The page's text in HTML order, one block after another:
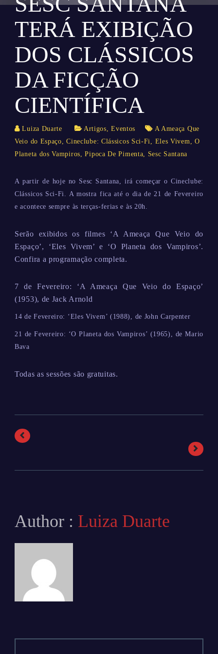
TERÁ EXIBIÇÃO
DOS CLÁSSICOS
DA FICÇÃO
CIENTÍFICA
Luiza Duarte Artigos,Eventos
A Ameaça Que
Veio do Espaço,Cineclube: Clássicos Sci-Fi, Eles Vivem, O
Planeta dos Vampiros,Pipoca De Pimenta, Sesc Santana
A partir de hoje no Sesc Santana, irá começar o Cineclube:
Clássicos Sci-Fi. A mostra fica até o dia de 21 de Fevereiro
e acontece sempre às terças-ferias e às 20h.
Serão exibidos os filmes ‘A Ameaça Que Veio do
Espaço’, ‘Eles Vivem’ e ‘O Planeta dos Vampiros’.
Confira a programação completa.
7 de Fevereiro: ‘A Ameaça Que Veio do Espaço’
(1953), de Jack Arnold
14 de Fevereiro: ‘Eles Vivem’ (1988), de John Carpenter
21 de Fevereiro: ‘O Planeta dos Vampiros’ (1965), de Mario
Bava
Todas as sessões são gratuitas.
Author : Luiza Duarte